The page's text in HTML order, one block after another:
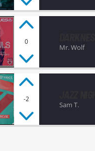
0
Mr. Wolf
-2
Sam T.